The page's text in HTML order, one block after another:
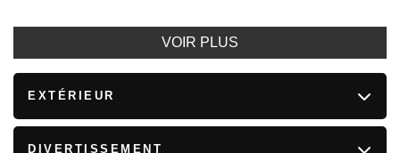
VOIR PLUS
EXTÉRIEUR
DIVERTISSEMENT